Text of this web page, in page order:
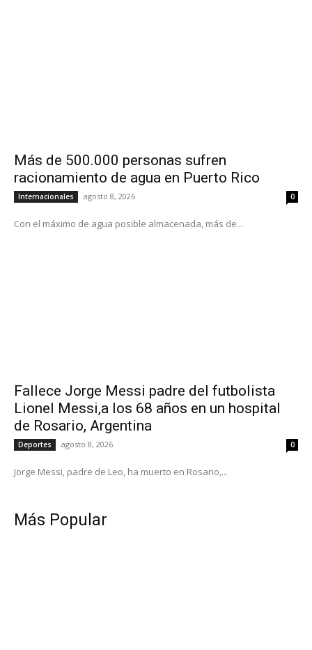
Más de 500.000 personas sufren
racionamiento de agua en Puerto Rico
Internacionales agosto 8, 2026 0
Con el máximo de agua posible almacenada, más de...
Fallece Jorge Messi padre del futbolista
Lionel Messi,a los 68 años en un hospital
de Rosario, Argentina
Deportes agosto 8, 2026 0
Jorge Messi, padre de Leo, ha muerto en Rosario,...
Más Popular